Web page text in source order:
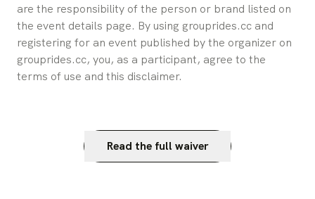
are the responsibility of the person or brand listed on
the event details page. By using grouprides.cc and
registering for an event published by the organizer on
grouprides.cc, you, as a participant, agree to the
terms of use and this disclaimer.
Read the full waiver